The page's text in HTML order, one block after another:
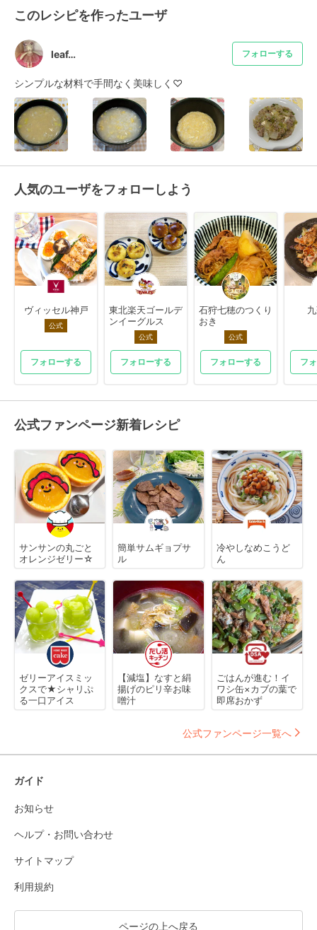
このレシピを作ったユーザ
leaf… フォローする
シンプルな材料で手間なく美味しく♡
人気のユーザをフォローしよう
ヴィッセル神戸
公式
フォローする
東北楽天ゴールデ
ンイーグルス
公式
フォローする
石狩七穂のつくり
おき
公式
フォローする フ
公式ファンページ新着レシピ
サンサンの丸ごと
オレンジゼリー☆
簡単サムギョプサ
ル
冷やしなめこうど
ん
ゼリーアイスミッ
クスで★シャリぷ
る一口アイス
【減塩】なすと絹
揚げのピリ辛お味
噌汁
ごはんが進む！イ
ワシ缶×カブの葉で
即席おかず
公式ファンページ一覧へ
ガイド
お知らせ
ヘルプ・お問い合わせ
サイトマップ
利用規約
ページの上へ戻る